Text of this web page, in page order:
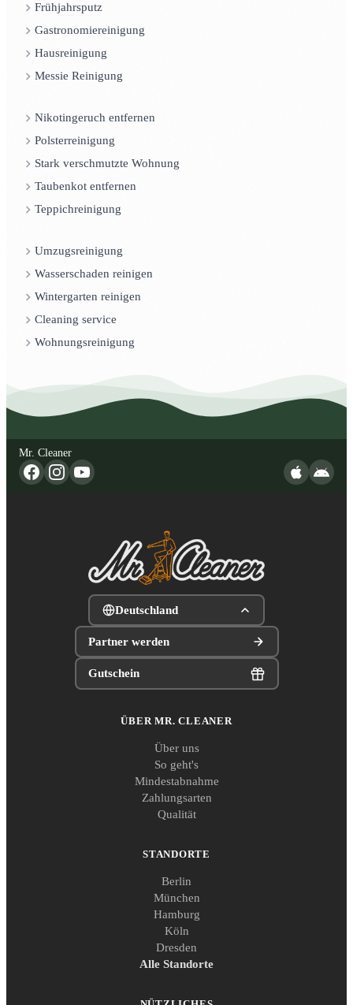
Frühjahrsputz
Gastronomiereinigung
Hausreinigung
Messie Reinigung
Nikotingeruch entfernen
Polsterreinigung
Stark verschmutzte Wohnung
Taubenkot entfernen
Teppichreinigung
Umzugsreinigung
Wasserschaden reinigen
Wintergarten reinigen
Cleaning service
Wohnungsreinigung
Mr. Cleaner
Deutschland
Partner werden
Gutschein
ÜBER MR. CLEANER
Über uns
So geht's
Mindestabnahme
Zahlungsarten
Qualität
STANDORTE
Berlin
München
Hamburg
Köln
Dresden
Alle Standorte